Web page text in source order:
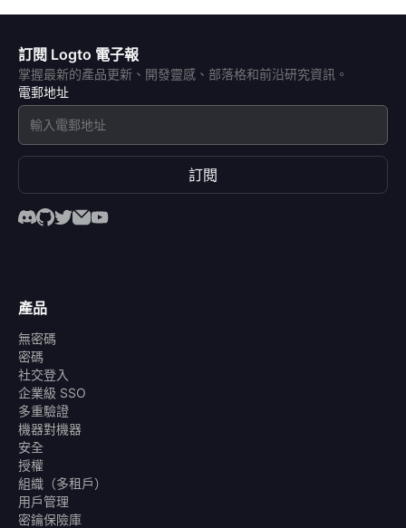
訂閱 Logto 電子報
掌握最新的產品更新、開發靈感、部落格和前沿研究資訊。
電郵地址
訂閱
產品
無密碼
密碼
社交登入
企業級 SSO
多重驗證
機器對機器
安全
授權
組織（多租戶）
用戶管理
密鑰保險庫